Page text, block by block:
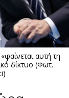
αυτή τη
δίκτυο (Φωτ.